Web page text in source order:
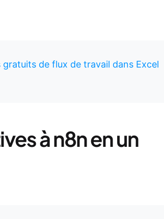
gratuits de flux de travail dans Excel
à n8n en un